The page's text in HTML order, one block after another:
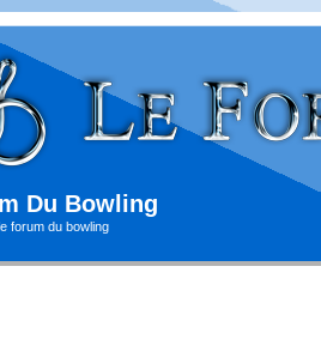
Du Bowling
forum du bowling